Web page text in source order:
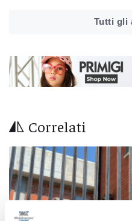
Tutti gli
Correlati